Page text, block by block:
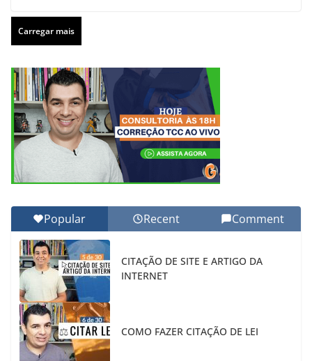
Carregar mais
Popular Recent Comment
CITAÇÃO DE SITE E ARTIGO DA
INTERNET
COMO FAZER CITAÇÃO DE LEI